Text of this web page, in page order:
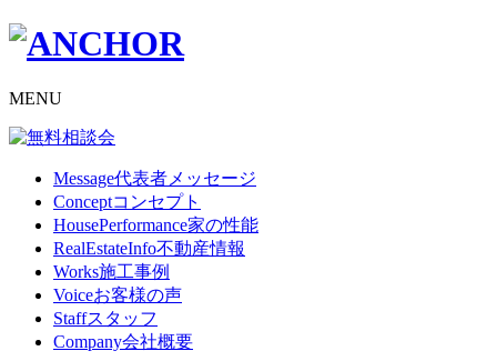
MENU
Message代表者メッセージ
Conceptコンセプト
HousePerformance家の性能
RealEstateInfo不動産情報
Works施工事例
Voiceお客様の声
Staffスタッフ
Company会社概要